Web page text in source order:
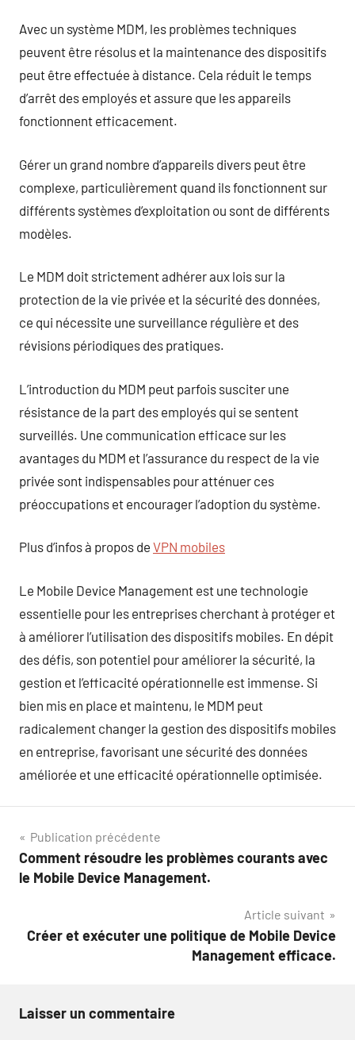
Avec un système MDM, les problèmes techniques
peuvent être résolus et la maintenance des dispositifs
peut être effectuée à distance. Cela réduit le temps
d’arrêt des employés et assure que les appareils
fonctionnent efficacement.
Gérer un grand nombre d’appareils divers peut être
complexe, particulièrement quand ils fonctionnent sur
différents systèmes d’exploitation ou sont de différents
modèles.
Le MDM doit strictement adhérer aux lois sur la
protection de la vie privée et la sécurité des données,
ce qui nécessite une surveillance régulière et des
révisions périodiques des pratiques.
L’introduction du MDM peut parfois susciter une
résistance de la part des employés qui se sentent
surveillés. Une communication efficace sur les
avantages du MDM et l’assurance du respect de la vie
privée sont indispensables pour atténuer ces
préoccupations et encourager l’adoption du système.
Plus d’infos à propos de VPN mobiles
Le Mobile Device Management est une technologie
essentielle pour les entreprises cherchant à protéger et
à améliorer l’utilisation des dispositifs mobiles. En dépit
des défis, son potentiel pour améliorer la sécurité, la
gestion et l’efficacité opérationnelle est immense. Si
bien mis en place et maintenu, le MDM peut
radicalement changer la gestion des dispositifs mobiles
en entreprise, favorisant une sécurité des données
améliorée et une efficacité opérationnelle optimisée.
Navigation
de
Publication précédente
Comment résoudre les problèmes courants avec
le Mobile Device Management.
Article suivant
Créer et exécuter une politique de Mobile Device
Management efficace.
Laisser un commentaire